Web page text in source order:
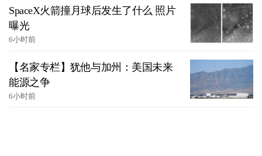
SpaceX火箭撞月球后发生了什么 照片
曝光
6小时前
【名家专栏】犹他与加州：美国未来
能源之争
6小时前